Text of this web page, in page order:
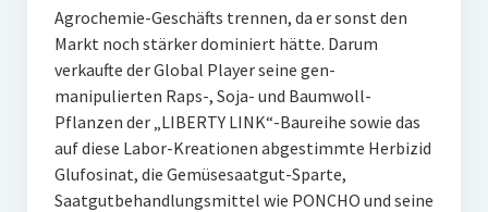
Agrochemie-Geschäfts trennen, da er sonst den
Markt noch stärker dominiert hätte. Darum
verkaufte der Global Player seine gen-
manipulierten Raps-, Soja- und Baumwoll-
Pflanzen der „LIBERTY LINK“-Baureihe sowie das
auf diese Labor-Kreationen abgestimmte Herbizid
Glufosinat, die Gemüsesaatgut-Sparte,
Saatgutbehandlungsmittel wie PONCHO und seine